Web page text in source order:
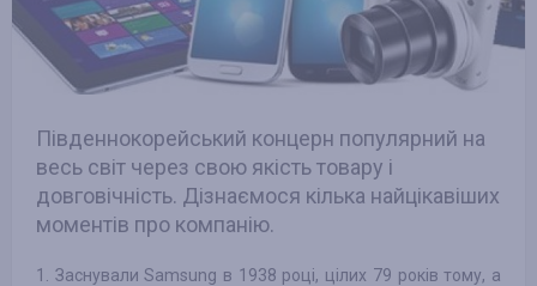
Південнокорейський концерн популярний на
весь світ через свою якість товару і
довговічність. Дізнаємося кілька найцікавіших
моментів про компанію.
1. Заснували Samsung в 1938 році, цілих 79 років тому, а